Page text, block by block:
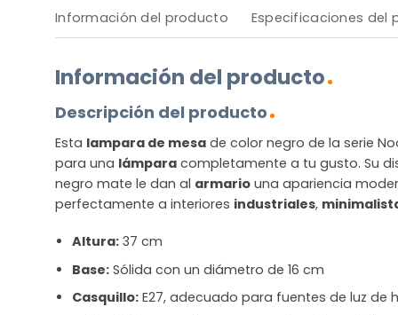
Información del producto Especificaciones del
Información del producto
Descripción del producto
Esta lampara de mesa de color negro de la serie
para una lámpara completamente a tu gusto. Su
negro mate le dan al armario una apariencia
perfectamente a interiores industriales,
Altura:37 cm
Base:Sólida con un diámetro de 16 cm
Casquillo:E27, adecuado para fuentes de luz de